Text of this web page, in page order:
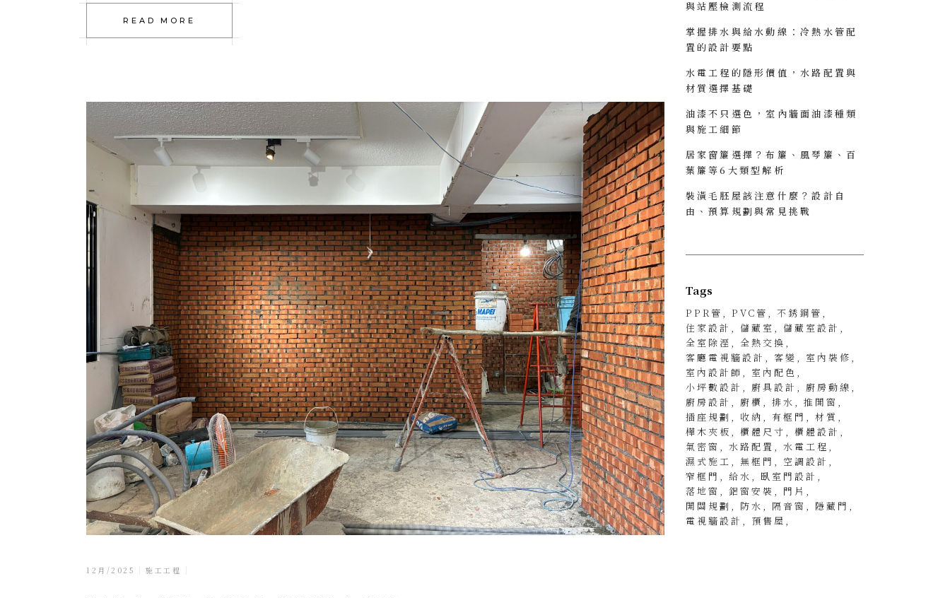
READ MORE
12月/2025 施工工程
與站壓檢測流程
掌握排水與給水動線：冷熱水管配
置的設計要點
水電工程的隱形價值，水路配置與
材質選擇基礎
油漆不只選色，室內牆面油漆種類
與施工細節
居家窗簾選擇？布簾、風琴簾、百
葉簾等6大類型解析
裝潢毛胚屋該注意什麼？設計自
由、預算規劃與常見挑戰
Tags
PPR管 PVC管
不銹鋼管
住家設計
儲藏室
儲藏室設計
全室除溼
全熱交換
客廳電視牆設計
客變
室內裝修
室內設計師
室內配色
小坪數設計
廚具設計
廚房動線
廚房設計
廚櫃 排水
推開窗
插座規劃
收納 有框門
材質
樺木夾板
櫃體尺寸
櫃體設計
氣密窗
水路配置
水電工程
濕式施工
無框門
空調設計
窄框門
給水
臥室門設計
落地窗
鋁窗安裝
門片
開關規劃
防水 隔音窗
隱藏門
電視牆設計
預售屋